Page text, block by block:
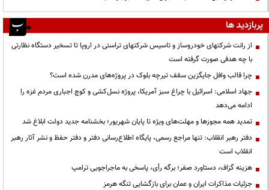
پربازدید ها
از رانت‌ شرکتهای خودروساز و تاسیس شرکتهای تراستی در اروپا تا تسخیر دستگاه نظارتی
با چه هدفی صورت گرفته است
چرا قالب وافل جایگزین سقف تیرچه بلوک در پروژه‌های مدرن شده است؟
جهاد اسلامی: اسرائیل با چراغ سبز آمریکا، پروژه نسل‌کشی و کوچ اجباری مردم غزه را
ادامه می‌دهد
تمدید همه مجوزها و مهلت‌های ویژه تا پایان شهریور؛ بخشنامه جدید دولت ابلاغ شد
دفتر رهبر انقلاب: تنها مراجع رسمی، پایگاه اطلاع‌رسانی دفتر و دفتر حفظ و نشر آثار رهبر
انقلاب است
هزینه گزاف، دستاورد صفر؛ برگه رأی، پاسخی به ماجراجویی ترامپ
جزئیات مذاکرات ایران و عمان برای بازگشایی تنگه هرمز